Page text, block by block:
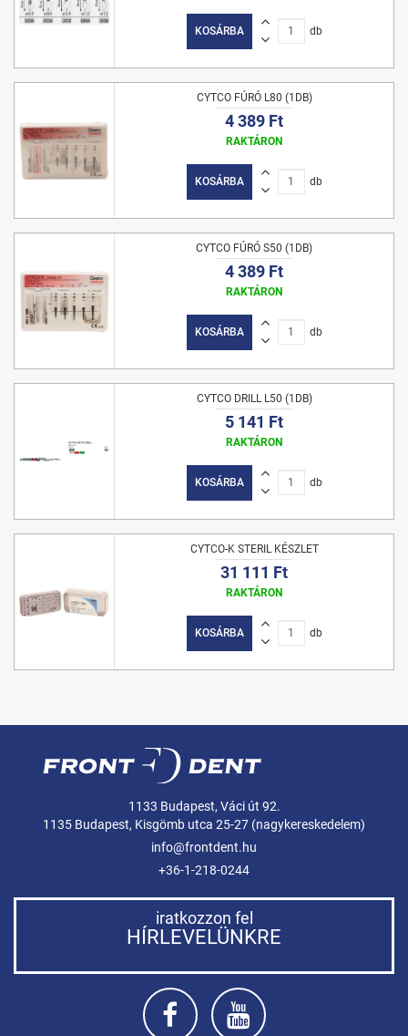
KOSÁRBA db
CYTCO FÚRÓ L80 (1DB)
4 389 Ft
RAKTÁRON
KOSÁRBA db
CYTCO FÚRÓ S50 (1DB)
4 389 Ft
RAKTÁRON
KOSÁRBA db
CYTCO DRILL L50 (1DB)
5 141 Ft
RAKTÁRON
KOSÁRBA db
CYTCO-K STERIL KÉSZLET
31 111 Ft
RAKTÁRON
KOSÁRBA db
1133 Budapest, Váci út 92.
1135 Budapest, Kisgömb utca 25-27 (nagykereskedelem)
info@frontdent.hu
+36-1-218-0244
iratkozzon fel
HÍRLEVELÜNKRE